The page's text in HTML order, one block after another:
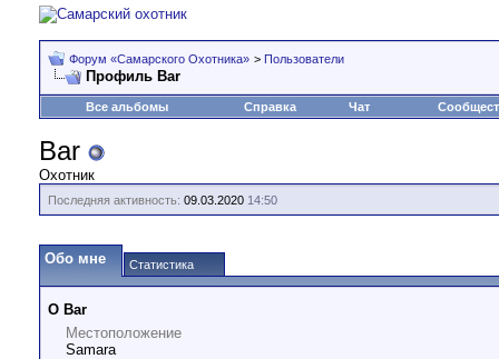
Форум «Самарского Охотника» > Пользователи
Профиль Bar
Все альбомы Справка Чат
Bar
Охотник
Последняя активность: 09.03.2020 14:50
Обо мне Статистика
О Bar
Местоположение
Samara